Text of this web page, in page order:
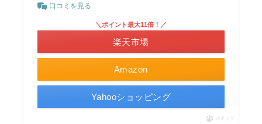
口コミを見る
Amazon
＼ポイント最大11倍！／
楽天市場
Yahooショッピング
ポチップ